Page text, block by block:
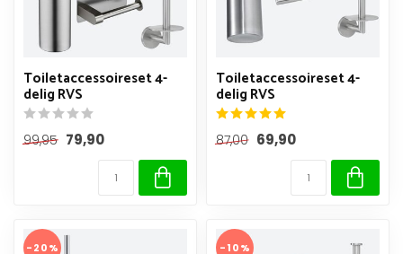
Toiletaccessoireset 4-
delig RVS
99,95 79,90
Toiletaccessoireset 4-
delig RVS
87,00 69,90
-20% -10%